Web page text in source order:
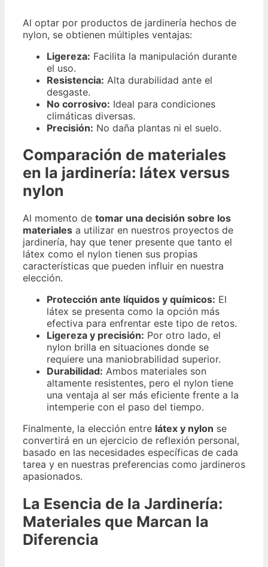
Al optar por productos de jardinería hechos de
nylon, se obtienen múltiples ventajas:
Ligereza: Facilita la manipulación durante
el uso.
Resistencia: Alta durabilidad ante el
desgaste.
No corrosivo: Ideal para condiciones
climáticas diversas.
Precisión: No daña plantas ni el suelo.
Comparación de materiales
en la jardinería: látex versus
nylon
Al momento de tomar una decisión sobre los
materiales a utilizar en nuestros proyectos de
jardinería, hay que tener presente que tanto el
látex como el nylon tienen sus propias
características que pueden influir en nuestra
elección.
Protección ante líquidos y químicos: El
látex se presenta como la opción más
efectiva para enfrentar este tipo de retos.
Ligereza y precisión: Por otro lado, el
nylon brilla en situaciones donde se
requiere una maniobrabilidad superior.
Durabilidad: Ambos materiales son
altamente resistentes, pero el nylon tiene
una ventaja al ser más eficiente frente a la
intemperie con el paso del tiempo.
Finalmente, la elección entre látex y nylon se
convertirá en un ejercicio de reflexión personal,
basado en las necesidades específicas de cada
tarea y en nuestras preferencias como jardineros
apasionados.
La Esencia de la Jardinería:
Materiales que Marcan la
Diferencia